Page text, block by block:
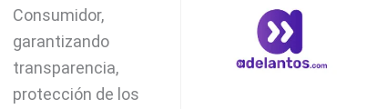
Consumidor,
garantizando
transparencia,
protección de los